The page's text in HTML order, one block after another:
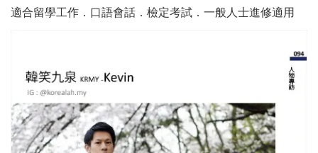
適合留學工作．口語會話．檢定考試．一般人士進修適用